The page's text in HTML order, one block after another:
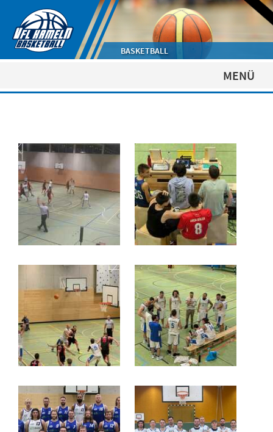
BASKETBALL
MENÜ